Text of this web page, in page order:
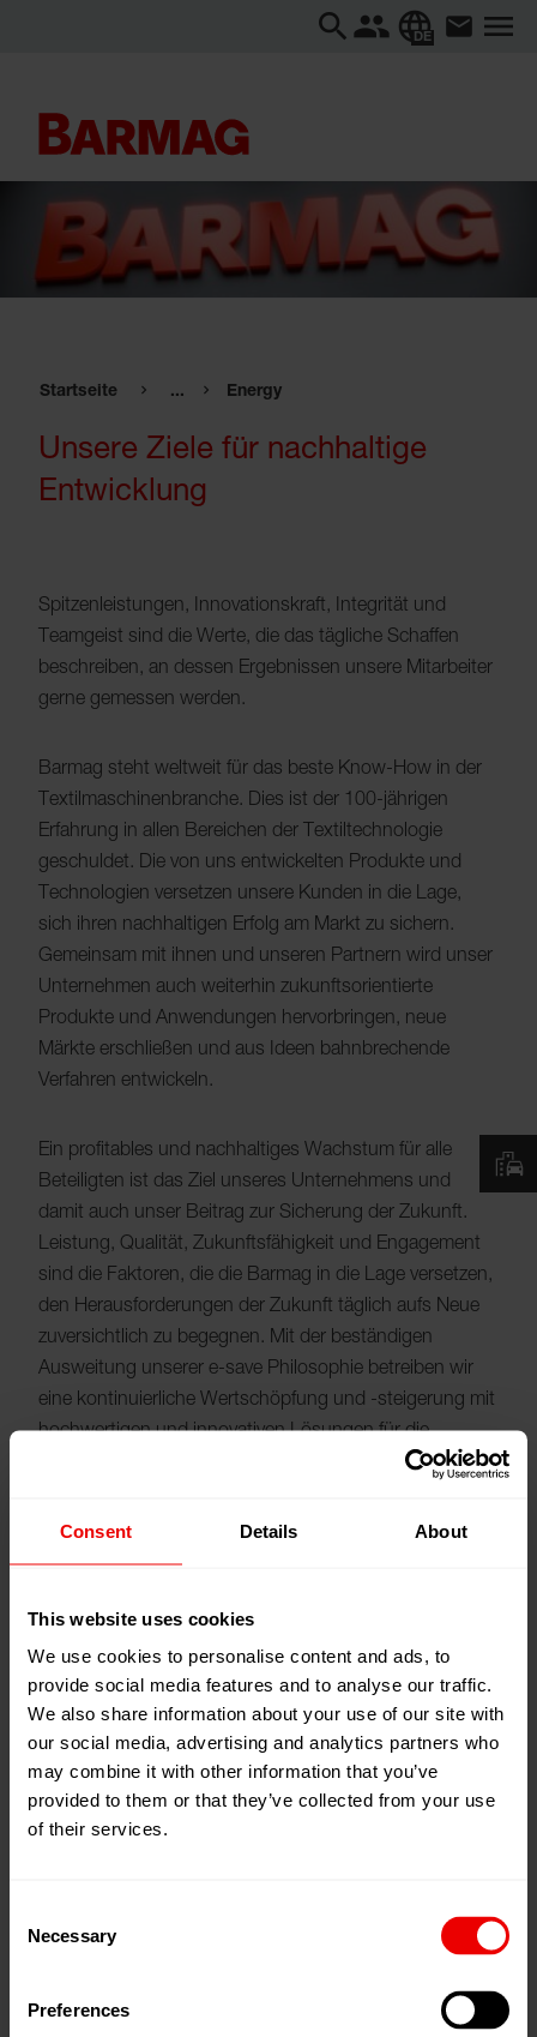
Consent Details About
This website uses cookies
We use cookies to personalise content and ads, to
provide social media features and to analyse our traffic.
We also share information about your use of our site with
our social media, advertising and analytics partners who
may combine it with other information that you’ve
provided to them or that they’ve collected from your use
of their services.
Selection
Necessary
Preferences
DE
Startseite ... Energy
Unsere Ziele für nachhaltige
Entwicklung
Spitzenleistungen, Innovationskraft, Integrität und
Teamgeist sind die Werte, die das tägliche Schaffen
beschreiben, an dessen Ergebnissen unsere Mitarbeiter
gerne gemessen werden.
Barmag steht weltweit für das beste Know-How in der
Textilmaschinenbranche. Dies ist der 100-jährigen
Erfahrung in allen Bereichen der Textiltechnologie
geschuldet. Die von uns entwickelten Produkte und
Technologien versetzen unsere Kunden in die Lage,
sich ihren nachhaltigen Erfolg am Markt zu sichern.
Gemeinsam mit ihnen und unseren Partnern wird unser
Unternehmen auch weiterhin zukunftsorientierte
Produkte und Anwendungen hervorbringen, neue
Märkte erschließen und aus Ideen bahnbrechende
Verfahren entwickeln.
Ein profitables und nachhaltiges Wachstum für alle
Beteiligten ist das Ziel unseres Unternehmens und
damit auch unser Beitrag zur Sicherung der Zukunft.
Leistung, Qualität, Zukunftsfähigkeit und Engagement
sind die Faktoren, die die Barmag in die Lage versetzen,
den Herausforderungen der Zukunft täglich aufs Neue
zuversichtlich zu begegnen. Mit der beständigen
Ausweitung unserer e-save Philosophie betreiben wir
eine kontinuierliche Wertschöpfung und -steigerung mit
hochwertigen und innovativen Lösungen für die
Bereits seit 2004 werden alle unsere Innovationen unter
vier e-save Aspekten entwickelt.
Energy Economics Environment
Ein hoher Energieverbrauch belastet die Umwelt